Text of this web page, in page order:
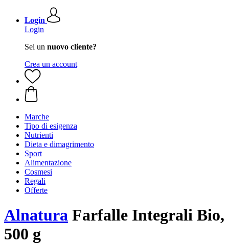
Login
Login
Sei un nuovo cliente?
Crea un account
Marche
Tipo di esigenza
Nutrienti
Dieta e dimagrimento
Sport
Alimentazione
Cosmesi
Regali
Offerte
Alnatura Farfalle Integrali Bio,
500 g